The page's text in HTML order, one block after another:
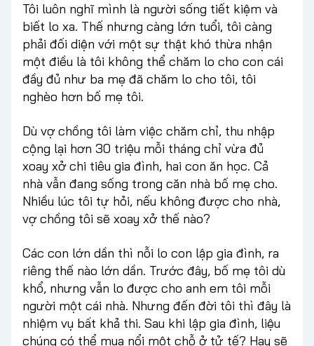
Tôi luôn nghĩ mình là người sống tiết kiệm và
biết lo xa. Thế nhưng càng lớn tuổi, tôi càng
phải đối diện với một sự thật khó thừa nhận
một điều là tôi không thể chăm lo cho con cái
đầy đủ như ba mẹ đã chăm lo cho tôi, tôi
nghèo hơn bố mẹ tôi.
Dù vợ chồng tôi làm việc chăm chỉ, thu nhập
cộng lại hơn 30 triệu mỗi tháng chỉ vừa đủ
xoay xở chi tiêu gia đình, hai con ăn học. Cả
nhà vẫn đang sống trong căn nhà bố mẹ cho.
Nhiều lúc tôi tự hỏi, nếu không được cho nhà,
vợ chồng tôi sẽ xoay xở thế nào?
Các con lớn dần thì nỗi lo con lập gia đình, ra
riêng thế nào lớn dần. Trước đây, bố mẹ tôi dù
khổ, nhưng vẫn lo được cho anh em tôi mỗi
người một cái nhà. Nhưng đến đời tôi thì đây là
nhiệm vụ bất khả thi. Sau khi lập gia đình, liệu
chúng có thể mua nổi một chỗ ở tử tế? Hay sẽ